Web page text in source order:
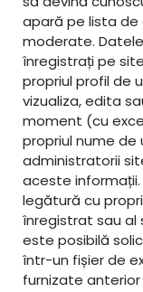
apară pe lista
moderate.
înregistrați pe
propriul profil de
vizualiza, edita
moment (cu
propriul nume de
administratorii
aceste
legătură cu
înregistrat sau al
este posibilă
într-un fișier de
furnizate